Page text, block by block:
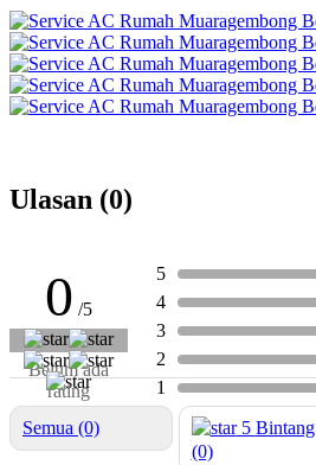
Ulasan (0)
0 /5
Belum ada
rating
5
4
3
2
1
Semua (0)
5 Bintang
(0)